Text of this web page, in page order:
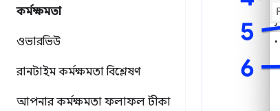
কর্মক্ষমতা
ওভারভিউ
রানটাইম কর্মক্ষমতা বিশ্লেষণ
আপনার কর্মক্ষমতা ফলাফল টীকা